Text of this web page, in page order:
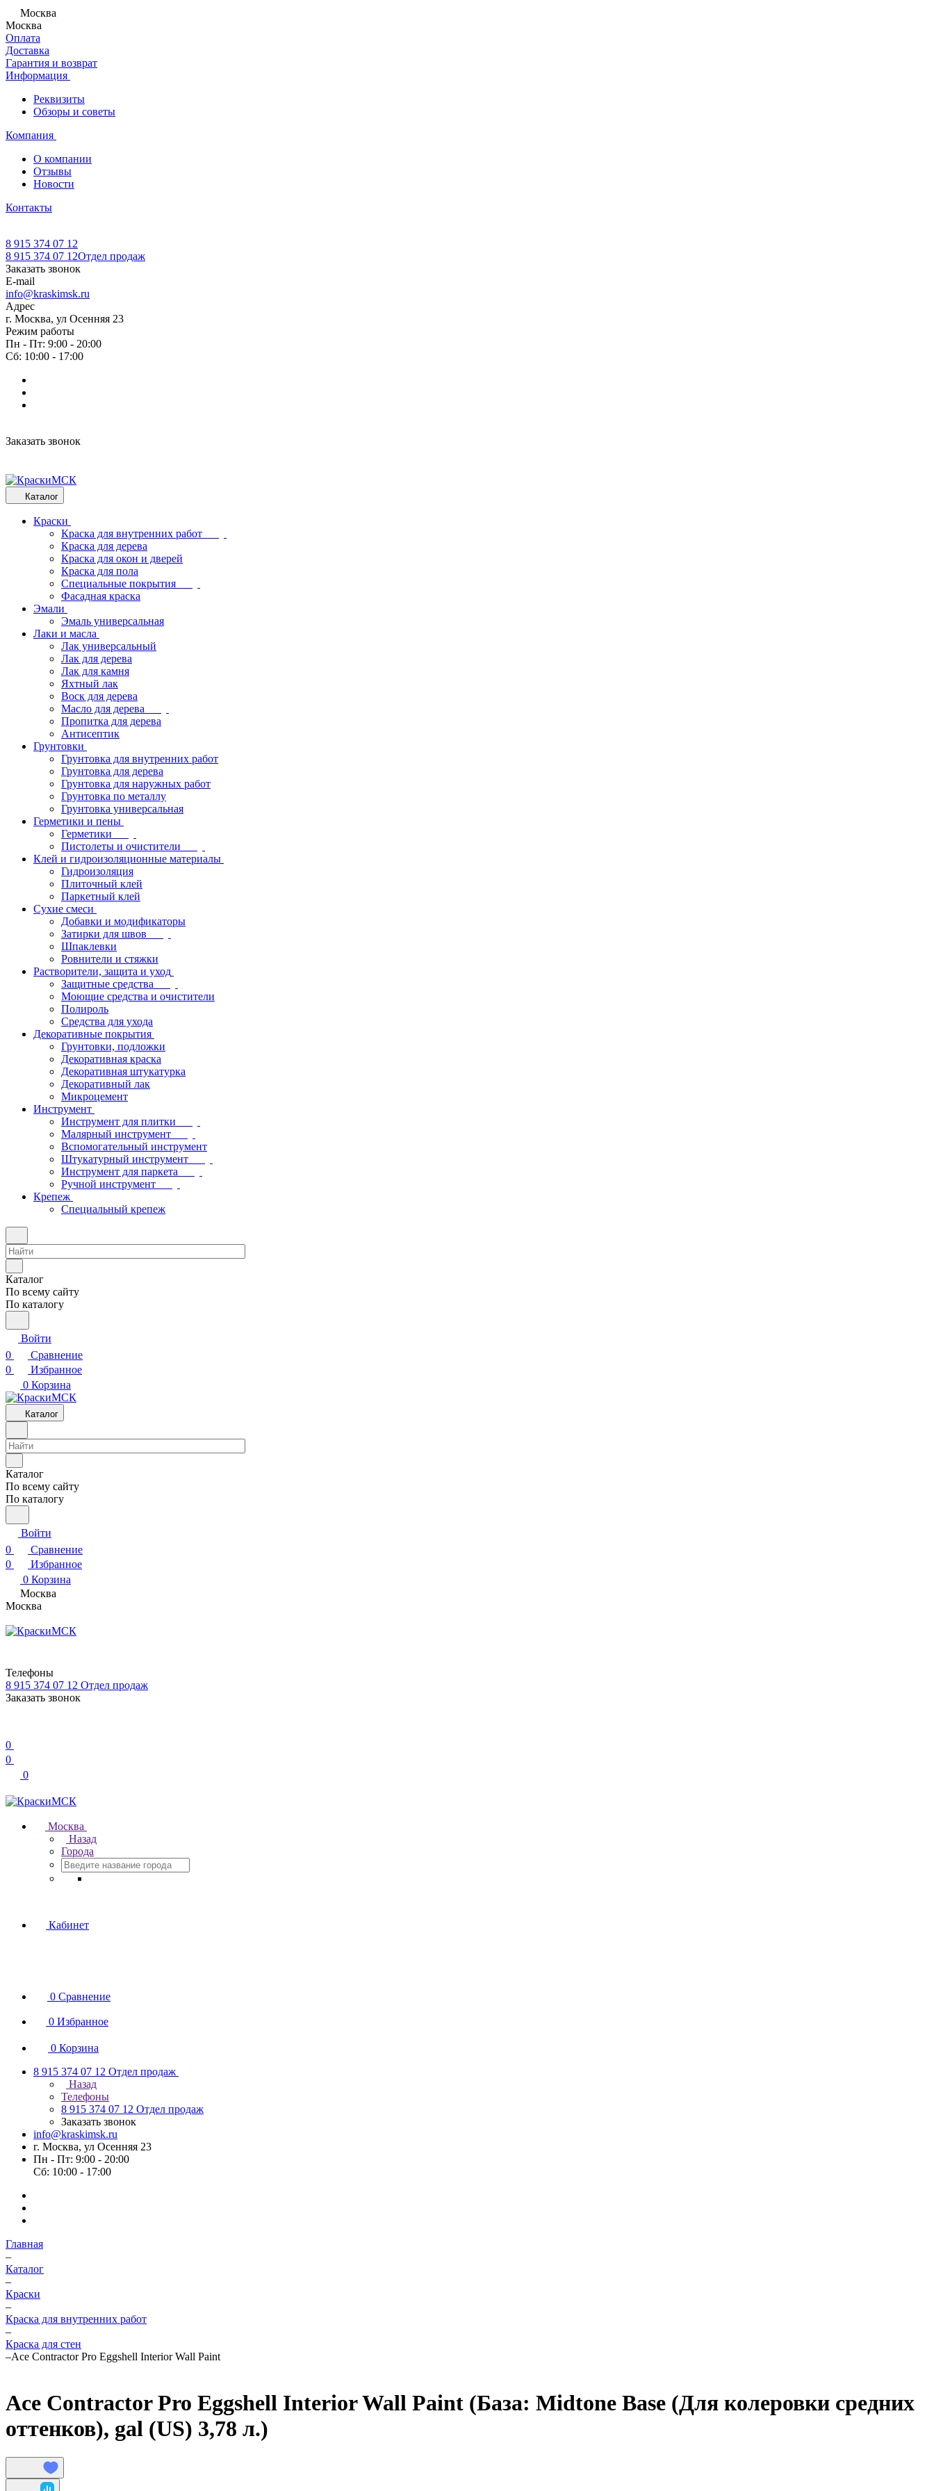
Москва
Москва
Оплата
Доставка
Гарантия и возврат
Информация
Реквизиты
Обзоры и советы
Компания
О компании
Отзывы
Новости
Контакты
8 915 374 07 12
8 915 374 07 12Отдел продаж
Заказать звонок
E-mail
info@kraskimsk.ru
Адрес
г. Москва, ул Осенняя 23
Режим работы
Пн - Пт: 9:00 - 20:00
Сб: 10:00 - 17:00
Заказать звонок
Каталог
Краски
Краска для внутренних работ
Краска для дерева
Краска для окон и дверей
Краска для пола
Специальные покрытия
Фасадная краска
Эмали
Эмаль универсальная
Лаки и масла
Лак универсальный
Лак для дерева
Лак для камня
Яхтный лак
Воск для дерева
Масло для дерева
Пропитка для дерева
Антисептик
Грунтовки
Грунтовка для внутренних работ
Грунтовка для дерева
Грунтовка для наружных работ
Грунтовка по металлу
Грунтовка универсальная
Герметики и пены
Герметики
Пистолеты и очистители
Клей и гидроизоляционные материалы
Гидроизоляция
Плиточный клей
Паркетный клей
Сухие смеси
Добавки и модификаторы
Затирки для швов
Шпаклевки
Ровнители и стяжки
Растворители, защита и уход
Защитные средства
Моющие средства и очистители
Полироль
Средства для ухода
Декоративные покрытия
Грунтовки, подложки
Декоративная краска
Декоративная штукатурка
Декоративный лак
Микроцемент
Инструмент
Инструмент для плитки
Малярный инструмент
Вспомогательный инструмент
Штукатурный инструмент
Инструмент для паркета
Ручной инструмент
Крепеж
Специальный крепеж
Каталог
По всему сайту
По каталогу
Войти
0
Сравнение
0
Избранное
0 Корзина
Каталог
Каталог
По всему сайту
По каталогу
Войти
0
Сравнение
0
Избранное
0 Корзина
Москва
Москва
Телефоны
8 915 374 07 12 Отдел продаж
Заказать звонок
0
0
0
Москва
Назад
Города
Кабинет
0 Сравнение
0 Избранное
0 Корзина
8 915 374 07 12 Отдел продаж
Назад
Телефоны
8 915 374 07 12 Отдел продаж
Заказать звонок
info@kraskimsk.ru
г. Москва, ул Осенняя 23
Пн - Пт: 9:00 - 20:00
Сб: 10:00 - 17:00
Главная
–
Каталог
–
Краски
–
Краска для внутренних работ
–
Краска для стен
–Ace Contractor Pro Eggshell Interior Wall Paint
Ace Contractor Pro Eggshell Interior Wall Paint (База: Midtone Base (Для колеровки средних
оттенков), gal (US) 3,78 л.)